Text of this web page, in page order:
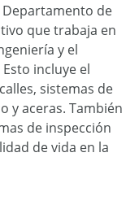
Departamento de
que trabaja en
y el
incluye el
sistemas de
y aceras. También
de inspección
de vida en la